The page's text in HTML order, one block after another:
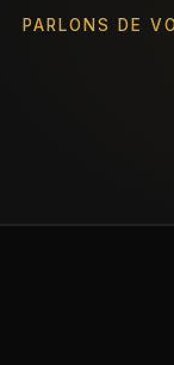
PARLONS DE